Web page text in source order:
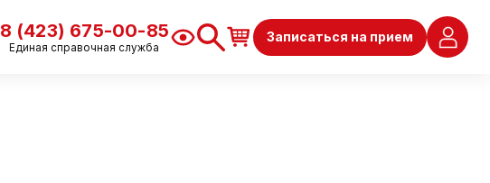
8 (423) 675-00-85
Единая справочная служба
Записаться на прием